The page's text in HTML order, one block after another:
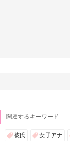
関連するキーワード
彼氏 女子アナ